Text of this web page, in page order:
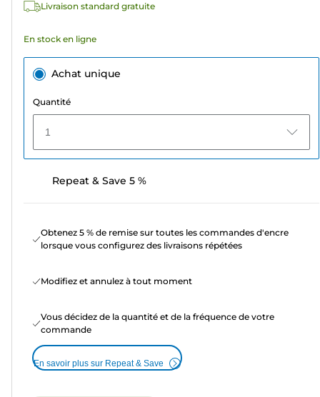
Livraison standard gratuite
En stock en ligne
Achat unique
Quantité
1
Repeat & Save 5 %
Obtenez 5 % de remise sur toutes les commandes d'encre
lorsque vous configurez des livraisons répétées
Modifiez et annulez à tout moment
Vous décidez de la quantité et de la fréquence de votre
commande
En savoir plus sur Repeat & Save